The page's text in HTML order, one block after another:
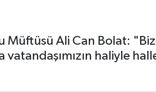
Müftüsü Ali Can Bolat:
vatandaşımızın haliyle